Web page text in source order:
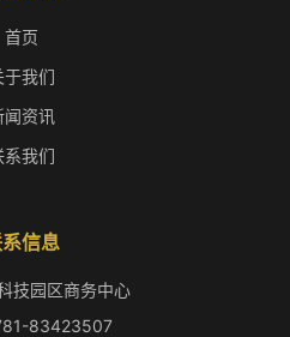
首页
于我们
闻资讯
系我们
信息
技园区商务中心
83423507